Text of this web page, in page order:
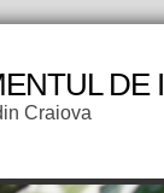
DE
Craiova